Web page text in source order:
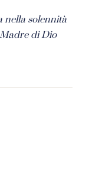
nella solennità
di Dio